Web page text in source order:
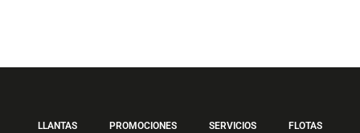
LLANTAS PROMOCIONES SERVICIOS FLOTAS